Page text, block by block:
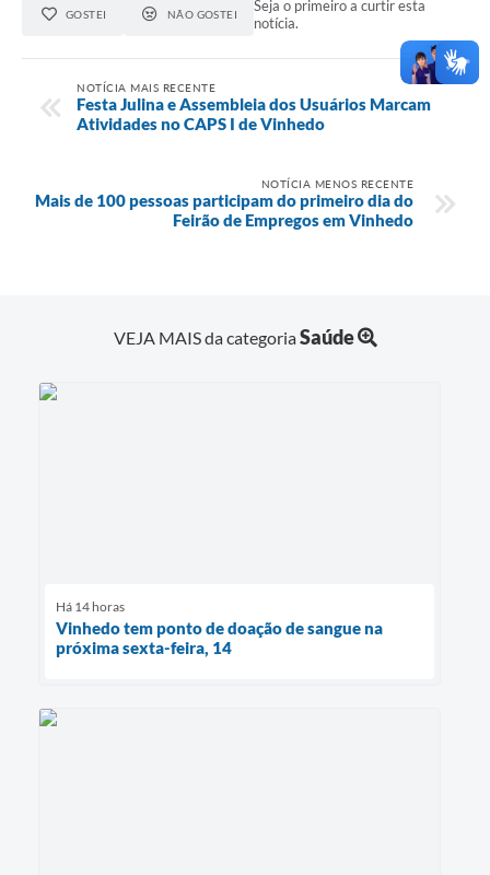
GOSTEI NÃO GOSTEI
Seja o primeiro a curtir esta
notícia.
NOTÍCIA MAIS RECENTE
Festa Julina e Assembleia dos Usuários Marcam
Atividades no CAPS I de Vinhedo
NOTÍCIA MENOS RECENTE
Mais de 100 pessoas participam do primeiro dia do
Feirão de Empregos em Vinhedo
VEJA MAIS da categoriaSaúde
Há 14 horas
Vinhedo tem ponto de doação de sangue na
próxima sexta-feira, 14